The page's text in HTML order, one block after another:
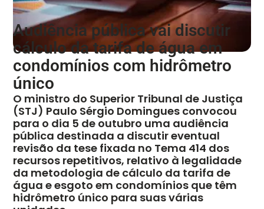
Audiência pública vai discutir
cálculo da tarifa de água em
condomínios com hidrômetro
único
O ministro do Superior Tribunal de Justiça
(STJ) Paulo Sérgio Domingues convocou
para o dia 5 de outubro uma audiência
pública destinada a discutir eventual
revisão da tese fixada no Tema 414 dos
recursos repetitivos, relativo à legalidade
da metodologia de cálculo da tarifa de
água e esgoto em condomínios que têm
hidrômetro único para suas várias